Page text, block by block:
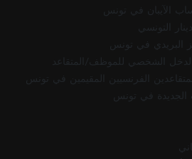
الآيبان في تونس
التونسي
البريدي في تونس
الشخصي للموظف/المتقاعد
الفرنسيين المقيمين في تونس
الجديدة في تونس